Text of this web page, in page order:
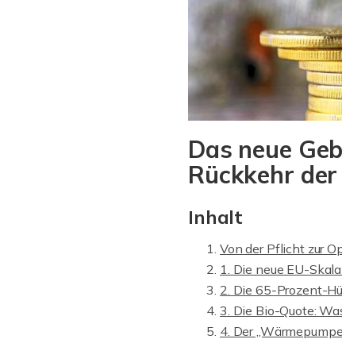
Das neue
Rückkehr
Inhalt
Von der Pflicht zur
1. Die neue EU-
2. Die 65-Prozent-
3. Die Bio-Quote:
4. Der